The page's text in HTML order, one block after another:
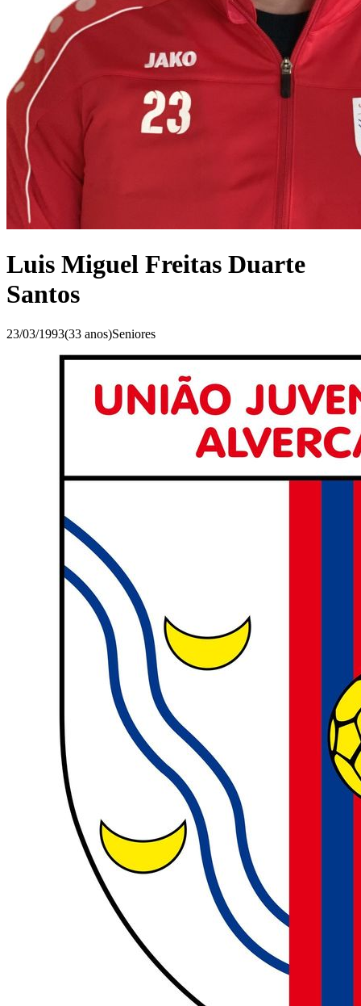
Luis Miguel Freitas Duarte
Santos
23/03/1993(33 anos)Seniores